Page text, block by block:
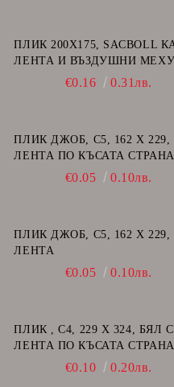
ПЛИК 200Х175, SACBOLL
ЛЕНТА И ВЪЗДУШНИ
€0.16 0.31лв.
ПЛИК ДЖОБ, C5, 162 Х 229,
ЛЕНТА ПО КЪСАТА СТРАНА
€0.05 0.10лв.
ПЛИК ДЖОБ, C5, 162 Х 229,
ЛЕНТА
€0.05 0.10лв.
ПЛИК , C4, 229 Х 324, БЯЛ С
ЛЕНТА ПО КЪСАТА
ДЕСЕН ПРОЗОРЕЦ
€0.10 0.20лв.